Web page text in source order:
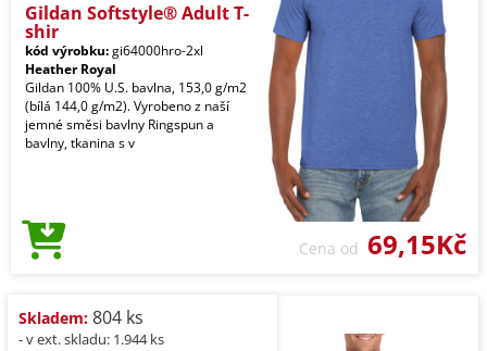
Gildan Softstyle® Adult T-
shir
kód výrobku:gi64000hro-2xl
Heather Royal
Gildan 100% U.S. bavlna, 153,0 g/m2
(bílá 144,0 g/m2). Vyrobeno z naší
jemné směsi bavlny Ringspun a
bavlny, tkanina s v
Cena od 69,15Kč
Skladem: 804 ks
- v ext. skladu: 1.944 ks